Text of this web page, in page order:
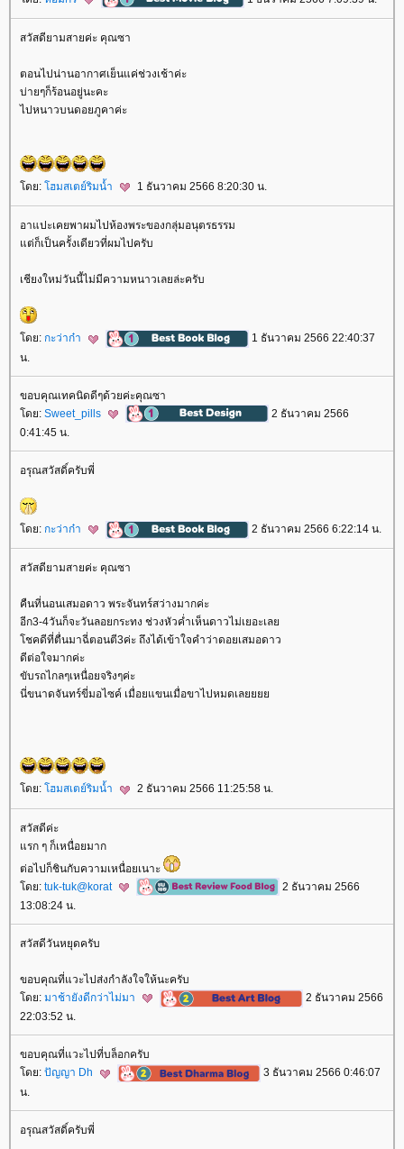
สวัสดียามสายค่ะ คุณซา
ตอนไปน่านอากาศเย็นแค่ช่วงเช้าค่ะ
บ่ายๆก็ร้อนอยู่นะคะ
ไปหนาวบนดอยภูคาค่ะ
ดย: ฮมสเตย์ริมน้ำ 1 ธันวาคม 2566 8:20:30 น.
อาแปะเคยพาผมไปห้องพระของกลุ่มอนุตรธรรม
ต่ก็เป็นครั้งเดียวที่ผมไปครับ
เชียงใหม่วันนี้ไม่มีความหนาวเลยล่ะครับ
ดย: กะว่าก๋า
1 ธันวาคม 2566 22:40:37
น.
ขอบคุณเทคนิดดีๆด้วยค่ะคุณซา
ดย: Sweet_pills
2 ธันวาคม 2566
0:41:45 น.
อรุณสวัสดิ์ครับพี่
ดย: กะว่าก๋า 2 ธันวาคม 2566 6:22:14 น.
สวัสดียามสายค่ะ คุณซา
คืนที่นอนเสมอดาว พระจันทร์สว่างมากค่ะ
อีก3-4วันก็จะวันลอยกระทง ช่วงหัวค่ำเห็นดาวไม่เยอะเล
ชคดีที่ตื่นมาฉี่ตอนตี3ค่ะ ถึงได้เข้าใจคำว่าดอยเสมอดาว
ดีต่อใจมากค่ะ
ขับรถไกลๆเหนื่อยจริงๆค่ะ
นี่ขนาดจันทร์ขี่มอไซค์ เมื่อยแขนเมื่อขาไปหมดเล
ดย: ฮมสเตย์ริมน้ำ 2 ธันวาคม 2566 11:25:58 น.
สวัสดีค่ะ
รก ๆ ก็เหนื่อยมาก
ต่อไปก็ชินกับความเหนื่อยเนาะ
ดย: tuk-tuk@korat
2 ธันวาคม 2566
13:08:24 น.
สวัสดีวันหยุดครับ
ขอบคุณที่แวะไปส่งกำลังใจให้นะครับ
ดย: มาช้ายังดีกว่าไม่มา
2 ธันวาคม 2566
22:03:52 น.
ขอบคุณที่แวะไปที่บล็อกครับ
ดย: ปัญญา Dh
3 ธันวาคม 2566 0:46:07
น.
อรุณสวัสดิ์ครับพี่